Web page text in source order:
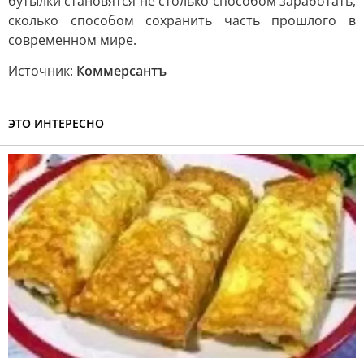
сколько способом сохранить часть прошлого в
современном мире.
Источник: Коммерсантъ
ЭТО ИНТЕРЕСНО